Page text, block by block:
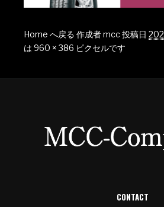
Home へ戻る 作成者mcc投稿日
は 960 × 386 ピクセルです
CONTACT